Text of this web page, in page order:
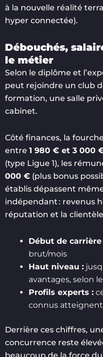
à la nouvelle réalité
hyper connectée).
Débouchés,
le métier
Selon le diplôme et
peut rejoindre un club
formation, une salle
cabinet.
Côté finances, la
entre 1 980 € et 3 000
(type Ligue 1), les
000 € (plus bonus
établis dépassent
indépendant : revenus
réputation et la
Début de carrière
brut/mois
Haut niveau :
avantages, selon
Profils experts :
connus atteignent
Derrière ces chiffres,
concurrence reste